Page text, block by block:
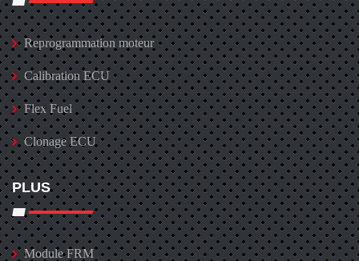
Reprogrammation moteur
Calibration ECU
Flex Fuel
Clonage ECU
PLUS
Module FRM